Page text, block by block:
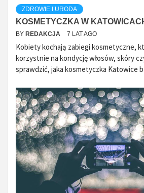
ZDROWIE I URODA
KOSMETYCZKA W
BY REDAKCJA 7 LAT AGO
Kobiety kochają zabiegi kosmetyczne,
korzystnie na kondycję włosów, skóry
sprawdzić, jaka kosmetyczka Katowice